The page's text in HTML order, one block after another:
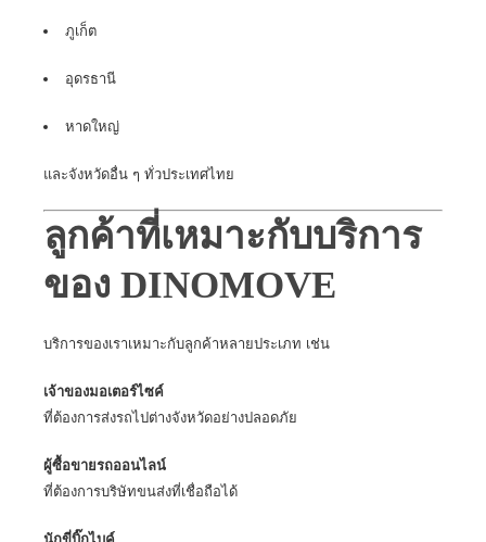
ภูเก็ต
อุดรธานี
หาดใหญ่
และจังหวัดอื่น ๆ ทั่วประเทศไทย
ลูกค้าที่เหมาะกับบริการ
ของ DINOMOVE
บริการของเราเหมาะกับลูกค้าหลายประเภท เช่น
เจ้าของมอเตอร์ไซค์
ที่ต้องการส่งรถไปต่างจังหวัดอย่างปลอดภัย
ผู้ซื้อขายรถออนไลน์
ที่ต้องการบริษัทขนส่งที่เชื่อถือได้